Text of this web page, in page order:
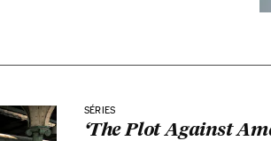
SÉRIES
‘The Plot Against